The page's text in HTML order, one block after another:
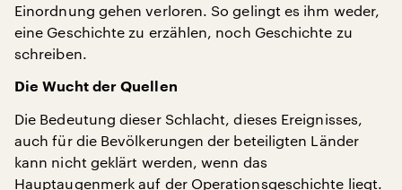
Einordnung gehen verloren. So gelingt es ihm weder,
eine Geschichte zu erzählen, noch Geschichte zu
schreiben.
Die Wucht der Quellen
Die Bedeutung dieser Schlacht, dieses Ereignisses,
auch für die Bevölkerungen der beteiligten Länder
kann nicht geklärt werden, wenn das
Hauptaugenmerk auf der Operationsgeschichte liegt.